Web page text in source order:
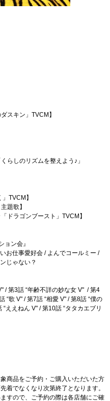
スキン」TVCM】
らしのリズムを整えよう♪」
TVCM】
題歌】
ドラゴンブースト」TVCM】
ョン会』
お仕事愛好会 / よんでコールミー /
じゃない？
/ 第3話 “年齢不詳の妙な女 V" / 第4
“歌 V" / 第7話 “相愛 V" / 第8話 “僕の
ええねん V" / 第10話 “タタカエブリ
商品をご予約・ご購入いただいた方
着でなくなり次第終了となります。
すので、ご予約の際は各店舗にご確